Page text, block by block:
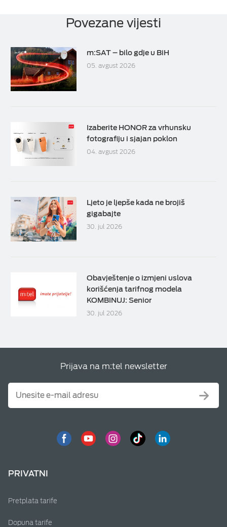
Povezane vijesti
m:SAT – bilo gdje u BiH
05. avgust 2026
Izaberite HONOR za vrhunsku
fotografiju i sjajan poklon
04. avgust 2026
Ljeto je ljepše kada ne brojiš
gigabajte
30. jul 2026
Obavještenje o izmjeni uslova
korišćenja tarifnog modela
KOMBINUJ: Senior
30. jul 2026
Prijava na m:tel newsletter
PRIVATNI
Pretplata tarife
Dopuna tarife